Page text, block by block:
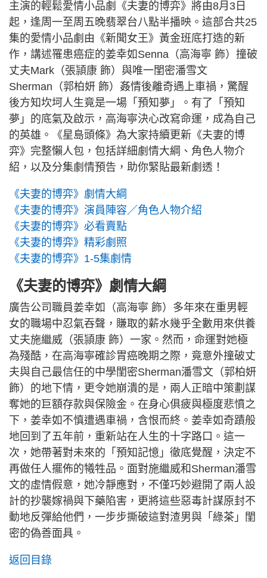
主演的輕鬆愛情小品劇《夫妻的博弈》將由8月3日
起，逢周一至周五晚翡翠台八點半播映。這部合共25
集的愛情小品劇由《新聞女王》黃金班底打造的新
作，講述罹患癌症的姜幸如Senna（高海寧 飾）撞破
丈夫Mark（張頴康 飾）與唯一閨密潘雪文
Sherman（郭柏妍 飾）姦情後離奇遇上車禍，驚醒
後方知坎坷人生竟是一場「預知夢」。有了「預知
夢」的底氣及啟示，高海寧決心改寫命運，成為自己
的英雄。《星島頭條》為大家持續更新《夫妻的博
弈》完整懶人包，包括詳細劇情大綱、角色人物介
紹，以及分集劇情預告，助你緊貼最新劇透！
《夫妻的博弈》劇情大綱
《夫妻的博弈》演員陣容／角色人物介紹
《夫妻的博弈》必看賣點
《夫妻的博弈》精彩劇照
《夫妻的博弈》1-5集劇情
《夫妻的博弈》劇情大綱
廣告公司職員姜幸如（高海寧 飾）多年來在重男輕
女的職場中忍氣吞聲，賺取的薪水幾乎全數用來供養
丈夫施繼威（張頴康 飾）一家。然而，命運對她極
為殘酷，在高海寧確診胃癌晚期之際，竟意外撞破丈
夫與自己最信任的中學閨密Sherman潘雪文（郭柏妍
飾）的地下情，更令她崩潰的是，兩人正暗中策劃謀
奪她的巨額存款與保險金。在身心俱疲與極度悲憤之
下，姜幸如不慎遭遇車禍，含恨而終。姜幸如奇蹟般
地回到了五年前，重新站在人生的十字路口。這一
次，她帶著對未來的「預知記憶」徹底覺醒，決定不
再做任人擺佈的犧牲品。面對施繼威和Sherman潘雪
文的虛情假意，她冷靜應對，不僅巧妙避開了兩人設
計的抄襲嫁禍與下藥陷害，更將這些惡毒計謀原封不
動地反彈給他們，一步步撕破這對渣男與「綠茶」閨
密的偽善面具。
返回目錄